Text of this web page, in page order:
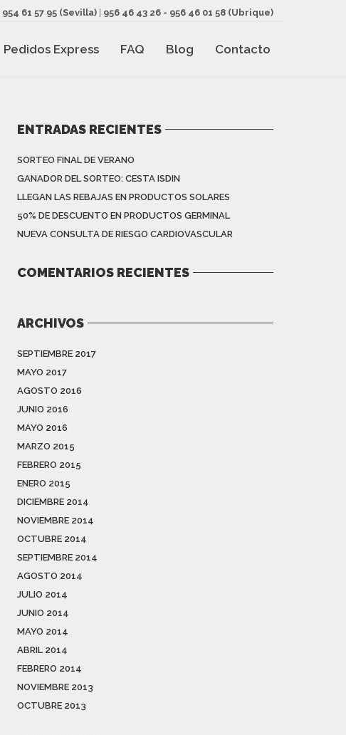
954 61 57 95 (Sevilla) 956 46 43 26 - 956 46 01 58 (Ubrique)
Pedidos Express FAQ Blog Contacto
ENTRADAS RECIENTES
SORTEO FINAL DE VERANO
GANADOR DEL SORTEO: CESTA ISDIN
LLEGAN LAS REBAJAS EN PRODUCTOS SOLARES
50% DE DESCUENTO EN PRODUCTOS GERMINAL
NUEVA CONSULTA DE RIESGO CARDIOVASCULAR
COMENTARIOS RECIENTES
ARCHIVOS
SEPTIEMBRE 2017
MAYO 2017
AGOSTO 2016
JUNIO 2016
MAYO 2016
MARZO 2015
FEBRERO 2015
ENERO 2015
DICIEMBRE 2014
NOVIEMBRE 2014
OCTUBRE 2014
SEPTIEMBRE 2014
AGOSTO 2014
JULIO 2014
JUNIO 2014
MAYO 2014
ABRIL 2014
FEBRERO 2014
NOVIEMBRE 2013
OCTUBRE 2013